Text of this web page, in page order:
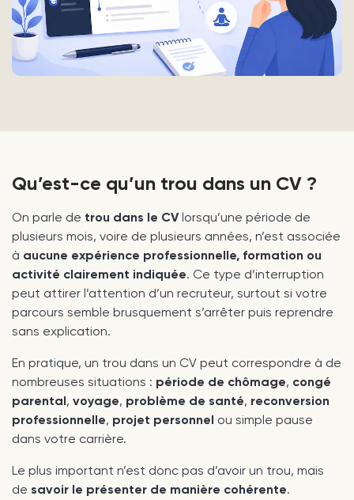
Qu’est-ce qu’un trou dans un CV ?
On parle de trou dans le CVlorsqu’une période de
plusieurs mois, voire de plusieurs années, n’est associée
à aucune expérience professionnelle, formation ou
activité clairement indiquée. Ce type d’interruption
peut attirer l’attention d’un recruteur, surtout si votre
parcours semble brusquement s’arrêter puis reprendre
sans explication.
En pratique, un trou dans un CV peut correspondre à de
nombreuses situations : période de chômage, congé
parental, voyage, problème de santé, reconversion
professionnelle, projet personnel ou simple pause
dans votre carrière.
Le plus important n’est donc pas d’avoir un trou, mais
de savoir le présenter de manière cohérente.